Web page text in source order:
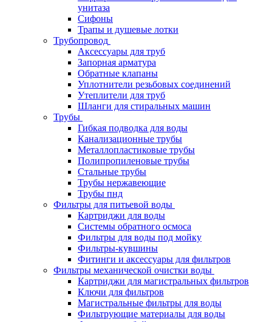
унитаза
Сифоны
Трапы и душевые лотки
Трубопровод
Аксессуары для труб
Запорная арматура
Обратные клапаны
Уплотнители резьбовых соединений
Утеплители для труб
Шланги для стиральных машин
Трубы
Гибкая подводка для воды
Канализационные трубы
Металлопластиковые трубы
Полипропиленовые трубы
Стальные трубы
Трубы нержавеющие
Трубы пнд
Фильтры для питьевой воды
Картриджи для воды
Системы обратного осмоса
Фильтры для воды под мойку
Фильтры-кувшины
Фитинги и аксессуары для фильтров
Фильтры механической очистки воды
Картриджи для магистральных фильтров
Ключи для фильтров
Магистральные фильтры для воды
Фильтрующие материалы для воды